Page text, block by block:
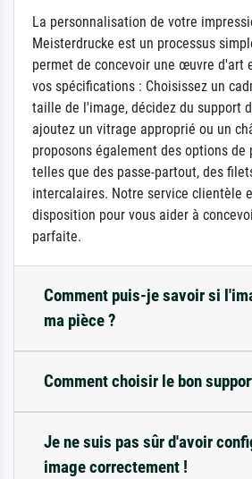
La personnalisation de votre
Meisterdrucke est un processus
permet de concevoir une œuvre d'art
vos spécifications : Choisissez un
taille de l'image, décidez du support
ajoutez un vitrage approprié ou un
proposons également des options de
telles que des passe-partout, des
intercalaires. Notre service clientèle
disposition pour vous aider à
parfaite.
Comment puis-je savoir si
ma pièce ?
Comment choisir le bon
Je ne suis pas sûr d'avoir
image correctement !